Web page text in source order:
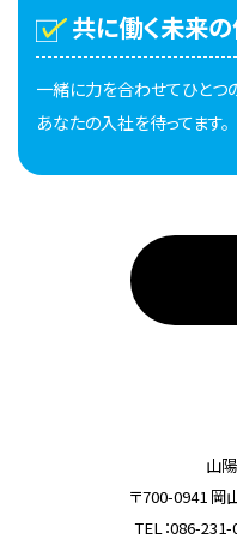
共に働く未来
一緒に力を合わせてひとつ
あなたの入社を待ってます。
山
〒700-0941 岡
TEL：086-